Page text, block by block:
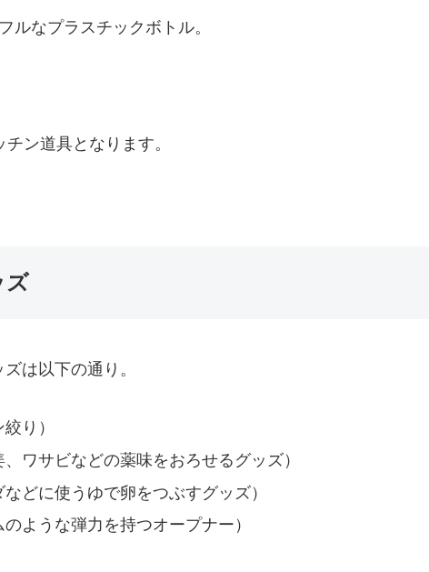
ルなプラスチックボトル。
ン道具となります。
ズ
は以下の通り。
り）
ワサビなどの薬味をおろせるグッズ）
どに使うゆで卵をつぶすグッズ）
ような弾力を持つオープナー）